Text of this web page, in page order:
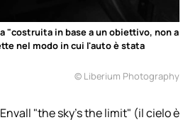
"costruita in base a un obiettivo, non a
nel modo in cui l'auto è stata
© Liberium Photography
"the sky's the limit" (il cielo è